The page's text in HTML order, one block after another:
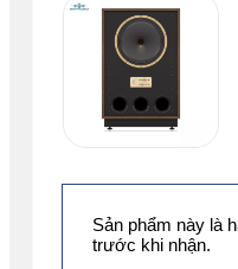
Sản phẩm này là
trước khi nhận.